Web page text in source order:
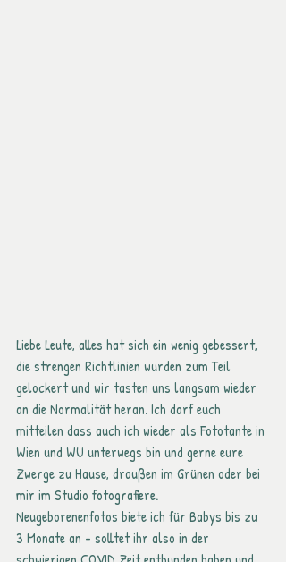
Liebe Leute, alles hat sich ein wenig gebessert,
die strengen Richtlinien wurden zum Teil
gelockert und wir tasten uns langsam wieder
an die Normalität heran. Ich darf euch
mitteilen dass auch ich wieder als Fototante in
Wien und WU unterwegs bin und gerne eure
Zwerge zu Hause, draußen im Grünen oder bei
mir im Studio fotografiere.
Neugeborenenfotos biete ich für Babys bis zu
3 Monate an - solltet ihr also in der